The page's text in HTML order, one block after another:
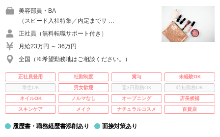
美容部員・BA
（スピード入社特集／内定までサ …
正社員（無料転職サポート付き）
月給23万円 ～ 36万円
全国（※希望勤務地はご相談ください。）
正社員登用 社割制度 賞与
未経験OK
学生OK
男女歓迎 週3日勤務OK
時短勤務OK
ネイルOK
ノルマなし オープニング
店長候補
スキンケア
メイク ナチュラルコスメ 百貨店
履歴書・職務経歴書添削あり 面接対策あり